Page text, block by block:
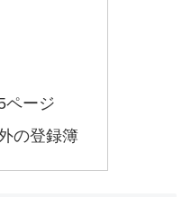
ページ
の登録簿